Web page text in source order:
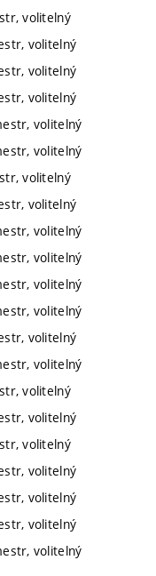
volitelný
volitelný
volitelný
volitelný
volitelný
volitelný
volitelný
volitelný
volitelný
volitelný
volitelný
volitelný
volitelný
volitelný
volitelný
volitelný
volitelný
volitelný
volitelný
volitelný
volitelný